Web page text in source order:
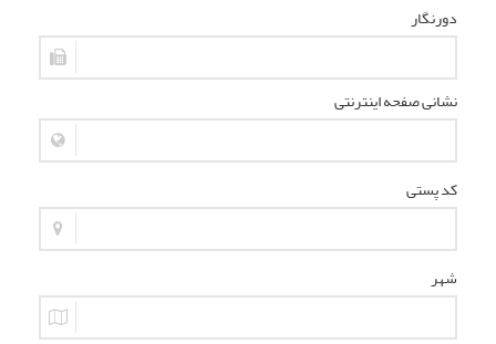
دورنگار
نشانی صفحه اینترنتی
کد پستی
شهر